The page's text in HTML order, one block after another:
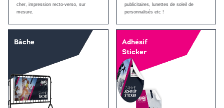
cher, impression recto-verso, sur
mesure.
publicitaires, lunettes de soleil de
personnalisés etc !
Bâche
Adhésif
Sticker